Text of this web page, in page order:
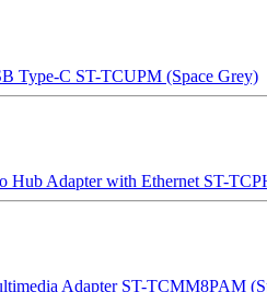
Type-C ST-TCUPM (Space Grey)
Hub Adapter with Ethernet ST-
Adapter ST-TCMM8PAM